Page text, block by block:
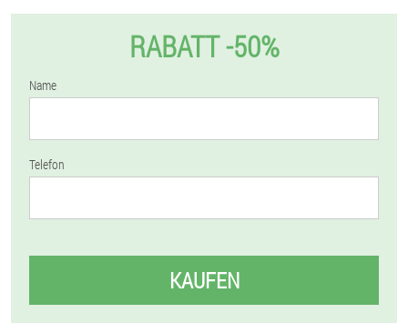
RABATT -50%
Name
Telefon
KAUFEN